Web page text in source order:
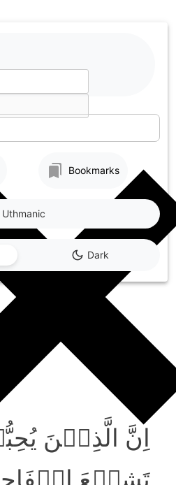
Bookmarks
Dark
Uthmanic
اِنَّ الَّذِیۡنَ
تَشِیۡعَ